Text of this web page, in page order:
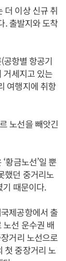
더 이상 신규 취
. 출발지와 도착
공항별 항공기
거세지고 있는
여행지에 취항
노선을 빼앗긴
황금노선’일 뿐
했던 중거리노
기 때문이다.
제공항에서 출
선 운수권 배
거리 노선으로
첫 중장거리 노